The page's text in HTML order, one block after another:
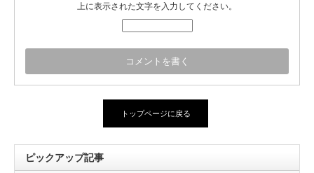
上に表示された文字を入力してください。
トップページに戻る
ピックアップ記事